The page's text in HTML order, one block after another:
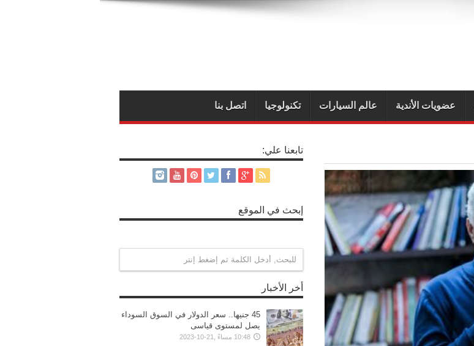
عضويات الأندية عالم السيارات تكنولوجيا اتصل بنا
تابعنا علي:
إبحث في الموقع
أخر الأخبار
45 جنيها.. سعر الدولار في السوق السوداء
يصل لمستوى قياسى
10:48 مساءً ,21-10-2023